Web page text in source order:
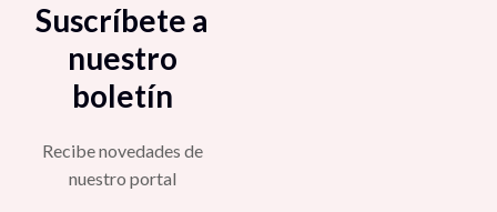
Suscríbete a
nuestro
boletín
Recibe novedades de
nuestro portal